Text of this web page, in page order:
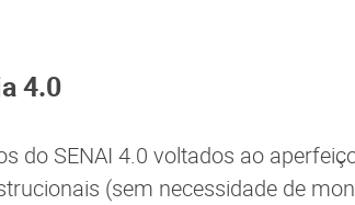
4.0
do SENAI 4.0 voltados ao
(sem necessidade de